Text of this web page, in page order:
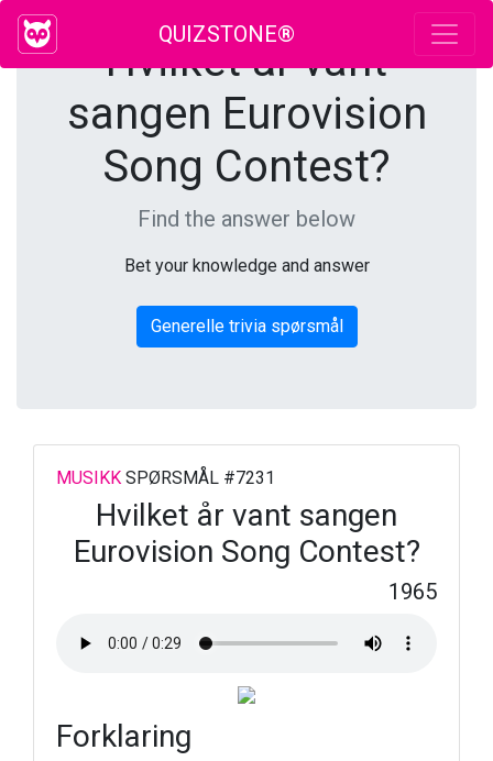
QUIZSTONE®
Hvilket år vant
sangen Eurovision
Song Contest?
Find the answer below
Bet your knowledge and answer
Generelle trivia spørsmål
MUSIKK SPØRSMÅL #7231
Hvilket år vant sangen
Eurovision Song Contest?
1965
Forklaring